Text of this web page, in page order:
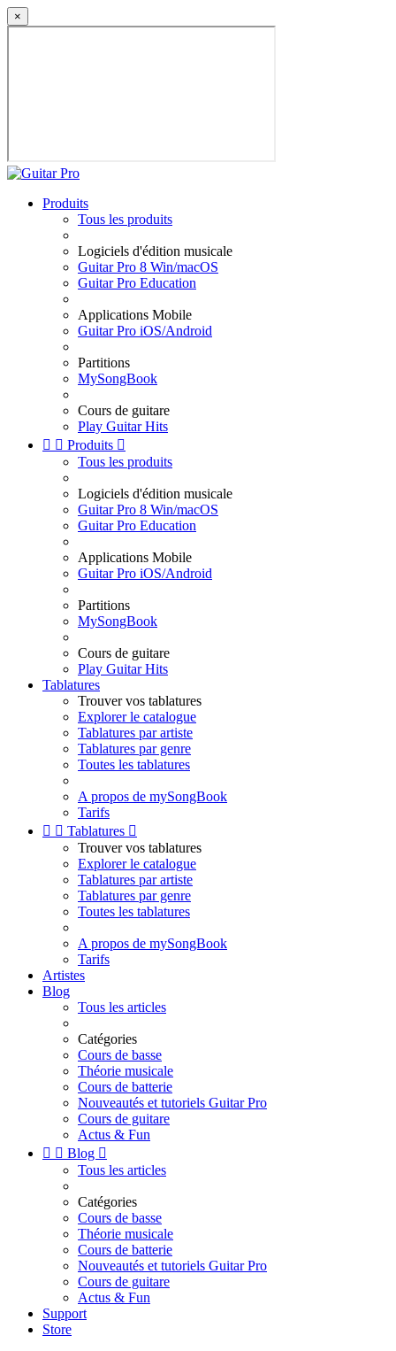
×
Produits
Tous les produits
Logiciels d'édition musicale
Guitar Pro 8 Win/macOS
Guitar Pro Education
Applications Mobile
Guitar Pro iOS/Android
Partitions
MySongBook
Cours de guitare
Play Guitar Hits
  Produits 
Tous les produits
Logiciels d'édition musicale
Guitar Pro 8 Win/macOS
Guitar Pro Education
Applications Mobile
Guitar Pro iOS/Android
Partitions
MySongBook
Cours de guitare
Play Guitar Hits
Tablatures
Trouver vos tablatures
Explorer le catalogue
Tablatures par artiste
Tablatures par genre
Toutes les tablatures
A propos de mySongBook
Tarifs
  Tablatures 
Trouver vos tablatures
Explorer le catalogue
Tablatures par artiste
Tablatures par genre
Toutes les tablatures
A propos de mySongBook
Tarifs
Artistes
Blog
Tous les articles
Catégories
Cours de basse
Théorie musicale
Cours de batterie
Nouveautés et tutoriels Guitar Pro
Cours de guitare
Actus & Fun
  Blog 
Tous les articles
Catégories
Cours de basse
Théorie musicale
Cours de batterie
Nouveautés et tutoriels Guitar Pro
Cours de guitare
Actus & Fun
Support
Store